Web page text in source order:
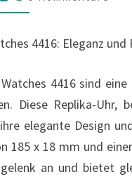
44164416: Eleganz
4416 sind
Diese Replika-Uhr,
elegante Design
185 x 18 mm und
an und bietet